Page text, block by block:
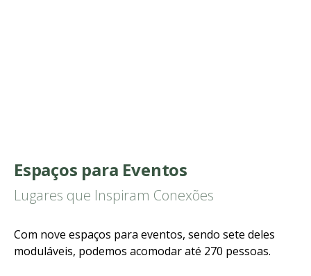
Espaços para Eventos
Lugares que Inspiram Conexões
Com nove espaços para eventos, sendo sete deles
moduláveis, podemos acomodar até 270 pessoas.